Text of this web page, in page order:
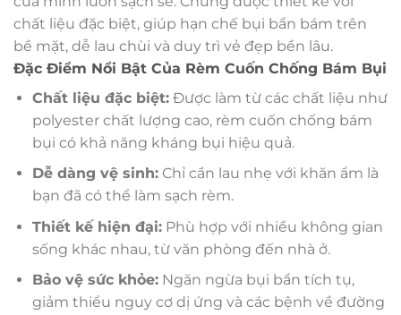
chất liệu đặc biệt, giúp hạn chế bụi bẩn bám trên
bề mặt, dễ lau chùi và duy trì vẻ đẹp bền lâu.
Đặc Điểm Nổi Bật Của Rèm Cuốn Chống Bám Bụi
Chất liệu đặc biệt:Được làm từ các chất liệu như
polyester chất lượng cao, rèm cuốn chống bám
bụi có khả năng kháng bụi hiệu quả.
Dễ dàng vệ sinh:Chỉ cần lau nhẹ với khăn ẩm là
bạn đã có thể làm sạch rèm.
Thiết kế hiện đại:Phù hợp với nhiều không gian
sống khác nhau, từ văn phòng đến nhà ở.
Bảo vệ sức khỏe:Ngăn ngừa bụi bẩn tích tụ,
giảm thiểu nguy cơ dị ứng và các bệnh về đường